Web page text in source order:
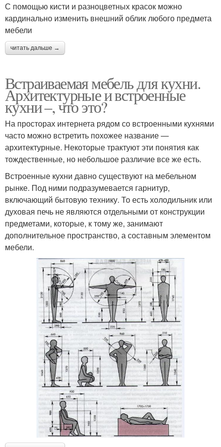
С помощью кисти и разноцветных красок можно
кардинально изменить внешний облик любого предмета
мебели
читать дальше →
Встраиваемая мебель для кухни.
Архитектурные и встроенные
кухни –, что это?
На просторах интернета рядом со встроенными кухнями
часто можно встретить похожее название —
архитектурные. Некоторые трактуют эти понятия как
тождественные, но небольшое различие все же есть.
Встроенные кухни давно существуют на мебельном
рынке. Под ними подразумевается гарнитур,
включающий бытовую технику. То есть холодильник или
духовая печь не являются отдельными от конструкции
предметами, которые, к тому же, занимают
дополнительное пространство, а составным элементом
мебели.